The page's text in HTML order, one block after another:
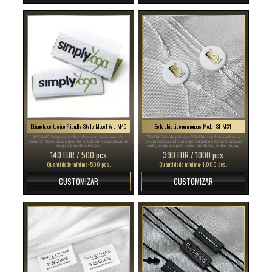
Etiqueta de tecido Friendly Style Model WL-M45
WL-M45 Etiqueta tecida dobrada no meio modelo
Friendly Style, criada para ser cosida em várias peças de
roupa e produtos têxteis.
140 EUR / 500 pcs.
Quantidade mínima: 500 pcs.
CUSTOMIZAR
Selo plástico para roupas Model ST-M34
ST-M34 Selo de plástico ST-M34 com forma redonda,
personalizada com um logo/emblema e texto/expressão
curta, adequada para vários produtos, como: roupa,
390 EUR / 1000 pcs.
Quantidade mínima: 1.000 pcs.
CUSTOMIZAR